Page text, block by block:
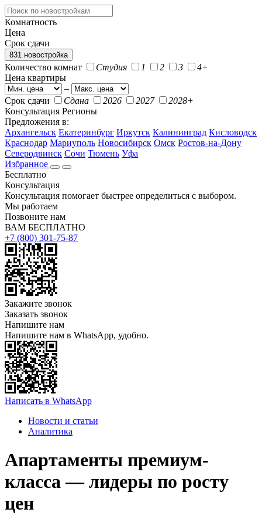
Комнатность
Цена
Срок сдачи
831 новостройка
Количество комнат Студия 1 2 3
4+
Цена квартиры
–
Срок сдачи
Сдана 2026 2027
2028+
Консультация Регионы
Предложения в:
Архангельск Екатеринбург Иркутск Калининград Кисловодск
Краснодар Мариуполь Новосибирск Омск Ростов-на-Дону
Северодвинск Сочи Тюмень Уфа
Избранное
Бесплатно
Консультация
Консультация помогает быстрее определиться с выбором.
Мы работаем
Позвоните нам
ВАМ БЕСПЛАТНО
+7 (800) 301-75-87
Закажите звонок
Заказать звонок
Напишите нам
Напишите нам в WhatsApp, удобно.
Написать в WhatsApp
Новости и статьи
Аналитика
Апартаменты премиум-
класса — лидеры по росту
цен